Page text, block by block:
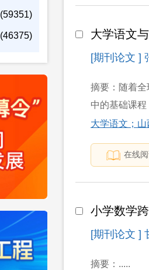
(59351)
(46375) 大学语文
[期刊论文 ]
摘要：随着
中的基础课
大学语文；
在线
小学数学
[期刊论文 ]
摘要：.....